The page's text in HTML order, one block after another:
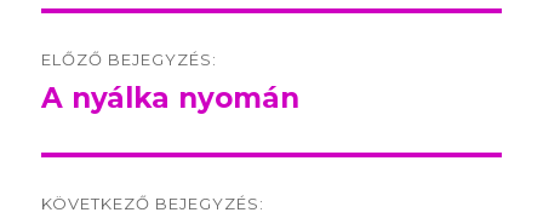
navigation
ELŐZŐ BEJEGYZÉS:
Előző
A nyálka nyomán
KÖVETKEZŐ BEJEGYZÉS: